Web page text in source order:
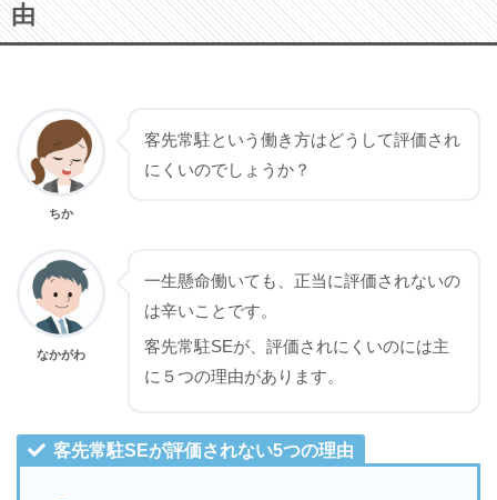
由
ちか
客先常駐という働き方はどうして評価され
にくいのでしょうか？
なかがわ
一生懸命働いても、正当に評価されないの
は辛いことです。
客先常駐SEが、評価されにくいのには主
に５つの理由があります。
客先常駐SEが評価されない5つの理由